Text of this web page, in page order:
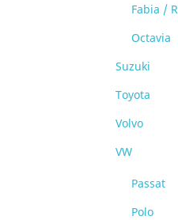
Fabia /
Octavia
Suzuki
Toyota
Volvo
VW
Passat
Polo